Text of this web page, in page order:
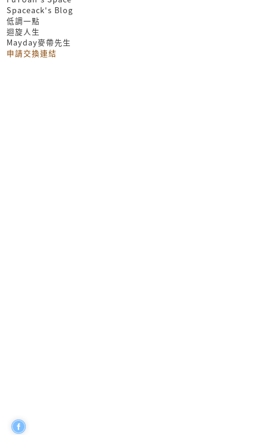
Spaceack's Blog
低調一點
迴旋人生
Mayday麥帶先生
申請交換連結